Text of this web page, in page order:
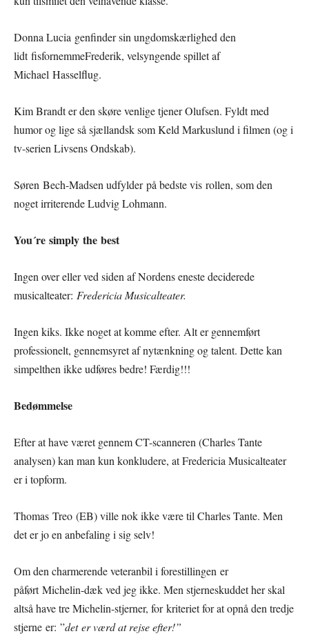
Donna Lucia genfinder sin ungdomskærlighed den
lidt fisfornemmeFrederik, velsyngende spillet af
Michael Hasselflug.
Kim Brandt er den skøre venlige tjener Olufsen. Fyldt med
humor og lige så sjællandsk som Keld Markuslund i filmen (og i
tv-serien Livsens Ondskab).
Søren Bech-Madsen udfylder på bedste vis rollen, som den
noget irriterende Ludvig Lohmann.
You´re simply the best
Ingen over eller ved siden af Nordens eneste deciderede
musicalteater: Fredericia Musicalteater.
Ingen kiks. Ikke noget at komme efter. Alt er gennemført
professionelt, gennemsyret af nytænkning og talent. Dette kan
simpelthen ikke udføres bedre! Færdig!!!
Bedømmelse
Efter at have været gennem CT-scanneren (Charles Tante
analysen) kan man kun konkludere, at Fredericia Musicalteater
er i topform.
Thomas Treo (EB) ville nok ikke være til Charles Tante. Men
det er jo en anbefaling i sig selv!
Om den charmerende veteranbil i forestillingen er
påført Michelin-dæk ved jeg ikke. Men stjerneskuddet her skal
altså have tre Michelin-stjerner, for kriteriet for at opnå den tredje
stjerne er: ”deter værd at rejse efter!”